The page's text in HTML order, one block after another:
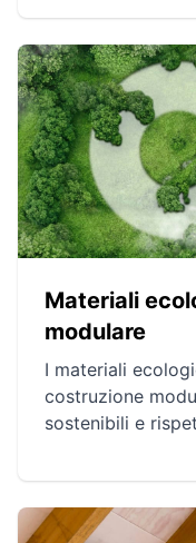
permettono di
esigenze dei
temporanei.
contribuiscono a
dell'ambiente.
Materiali
modulare
I materiali
costruzione
sostenibili e
cemento di
legno o micelio
termiche e